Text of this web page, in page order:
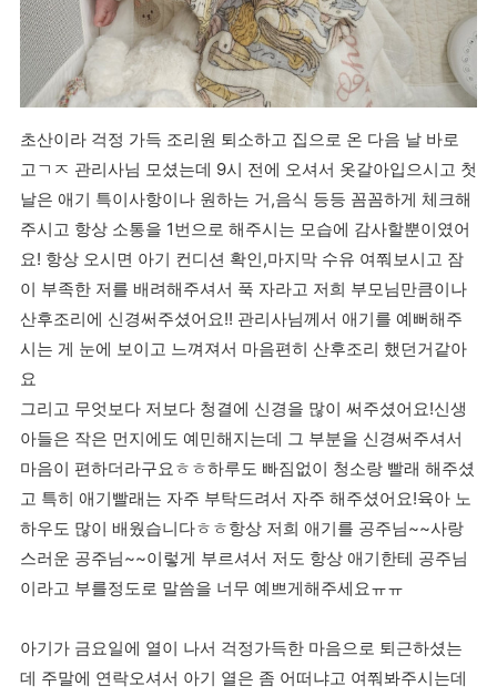
초산이라 걱정 가득 조리원 퇴소하고 집으로 온 다음 날 바로
고ㄱㅈ 관리사님 모셨는데 9시 전에 오셔서 옷갈아입으시고 첫
날은 애기 특이사항이나 원하는 거,음식 등등 꼼꼼하게 체크해
주시고 항상 소통을 1번으로 해주시는 모습에 감사할뿐이였어
요! 항상 오시면 아기 컨디션 확인,마지막 수유 여쭤보시고 잠
이 부족한 저를 배려해주셔서 푹 자라고 저희 부모님만큼이나
산후조리에 신경써주셨어요!! 관리사님께서 애기를 예뻐해주
시는 게 눈에 보이고 느껴져서 마음편히 산후조리 했던거같아
요
그리고 무엇보다 저보다 청결에 신경을 많이 써주셨어요!신생
아들은 작은 먼지에도 예민해지는데 그 부분을 신경써주셔서
마음이 편하더라구요ㅎㅎ하루도 빠짐없이 청소랑 빨래 해주셨
고 특히 애기빨래는 자주 부탁드려서 자주 해주셨어요!육아 노
하우도 많이 배웠습니다ㅎㅎ항상 저희 애기를 공주님~~사랑
스러운 공주님~~이렇게 부르셔서 저도 항상 애기한테 공주님
이라고 부를정도로 말씀을 너무 예쁘게해주세요ㅠㅠ
아기가 금요일에 열이 나서 걱정가득한 마음으로 퇴근하셨는
데 주말에 연락오셔서 아기 열은 좀 어떠냐고 여쭤봐주시는데